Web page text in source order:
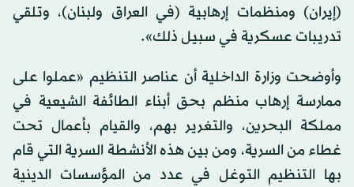
(إيران) ومنظمات إرهابية (في العراق ولبنان)، وتلقي
تدريبات عسكرية في سبيل ذلك».
وأوضحت وزارة الداخلية أن عناصر التنظيم «عملوا على
ممارسة إرهاب منظم بحق أبناء الطائفة الشيعية في
مملكة البحرين، والتغرير بهم، والقيام بأعمال تحت
غطاء من السرية، ومن بين هذه الأنشطة السرية التي قام
بها التنظيم التوغل في عدد من المؤسسات الدينية